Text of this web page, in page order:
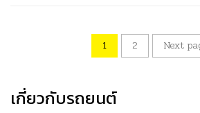
1 2 Next
เกี่ยวกับรถยนต์